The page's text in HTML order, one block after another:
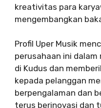
kreativitas para
mengembangkan
Profil Uper Musik
perusahaan ini
di Kudus dan
kepada pelanggan
berpengalaman dan
terus berinovasi dan